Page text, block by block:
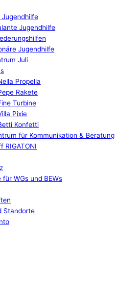
Jugendhilfe
Jugendhilfe
Jugendhilfe
Juli
Propella
Rakete
Turbine
Pixie
Konfetti
für Kommunikation & Beratung
RIGATONI
für WGs und BEWs
Standorte